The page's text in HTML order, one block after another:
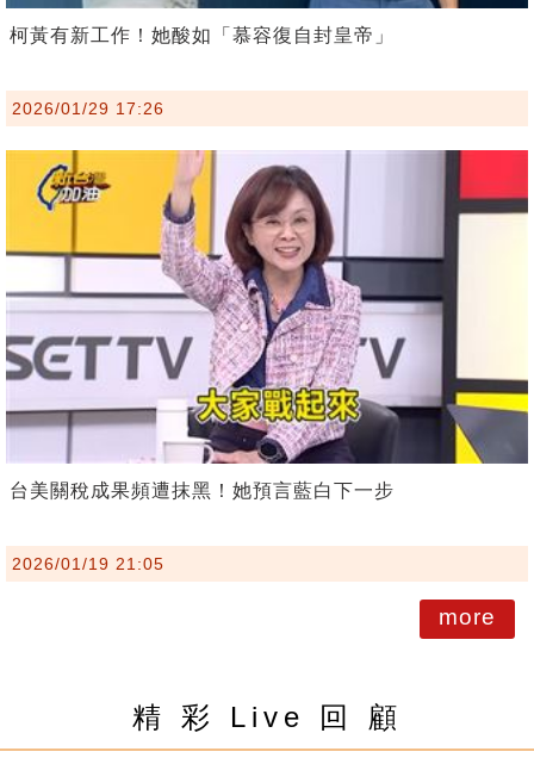
柯黃有新工作！她酸如「慕容復自封皇帝」
2026/01/29 17:26
台美關稅成果頻遭抹黑！她預言藍白下一步
2026/01/19 21:05
more
精 彩 Live 回 顧